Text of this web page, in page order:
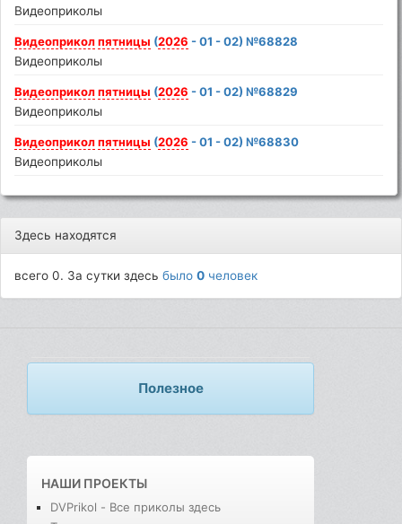
Видеоприколы
Видеоприкол пятницы (2026 - 01 - 02) №68828
Видеоприколы
Видеоприкол пятницы (2026 - 01 - 02) №68829
Видеоприколы
Видеоприкол пятницы (2026 - 01 - 02) №68830
Видеоприколы
Здесь находятся
всего 0. За сутки здесьбыло0 человек
Полезное
НАШИ ПРОЕКТЫ
DVPrikol - Все приколы здесь